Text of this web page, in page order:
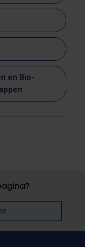
en Bio-